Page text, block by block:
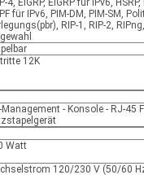
4, EIGRP, EIGRP für IPv6, HSRP,
für IPv6, PIM-DM, PIM-SM,
RIP-1, RIP-2,
12K
Management - Konsole - RJ-45
Watt
120/230 V (50/60